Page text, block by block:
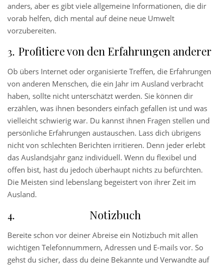
anders, aber es gibt viele allgemeine Informationen, die dir
vorab helfen, dich mental auf deine neue Umwelt
vorzubereiten.
Profitiere von den Erfahrungen anderer
Ob übers Internet oder organisierte Treffen, die Erfahrungen
von anderen Menschen, die ein Jahr im Ausland verbracht
haben, sollte nicht unterschätzt werden. Sie können dir
erzählen, was ihnen besonders einfach gefallen ist und was
vielleicht schwierig war. Du kannst ihnen Fragen stellen und
persönliche Erfahrungen austauschen. Lass dich übrigens
nicht von schlechten Berichten irritieren. Denn jeder erlebt
das Auslandsjahr ganz individuell. Wenn du flexibel und
offen bist, hast du jedoch überhaupt nichts zu befürchten.
Die Meisten sind lebenslang begeistert von ihrer Zeit im
Ausland.
Notizbuch
Bereite schon vor deiner Abreise ein Notizbuch mit allen
wichtigen Telefonnummern, Adressen und E-mails vor. So
gehst du sicher, dass du deine Bekannte und Verwandte auf